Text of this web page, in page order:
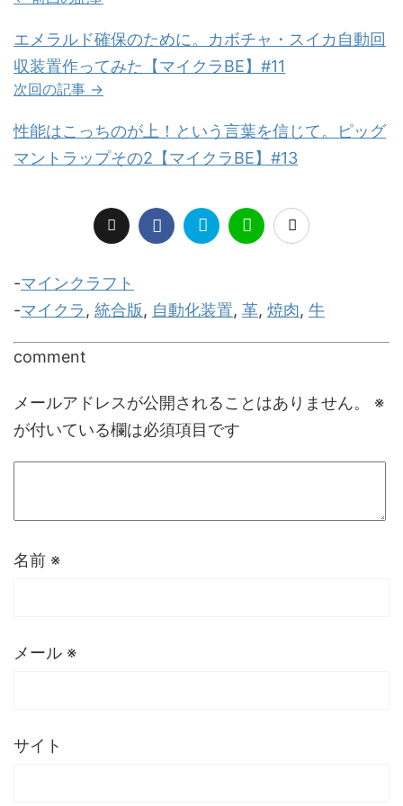
エメラルド確保のために。カボチャ・スイカ自動回
収装置作ってみた【マイクラBE】#11
次回の記事 →
性能はこっちのが上！という言葉を信じて。ピッグ
マントラップその2【マイクラBE】#13
-マインクラフト
-マイクラ , 統合版, 自動化装置, 革, 焼肉, 牛
comment
メールアドレスが公開されることはありません。
※
が付いている欄は必須項目です
名前 ※
メール ※
サイト